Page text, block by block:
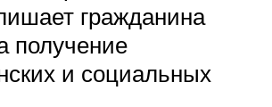
гражданина
получение
и социальных